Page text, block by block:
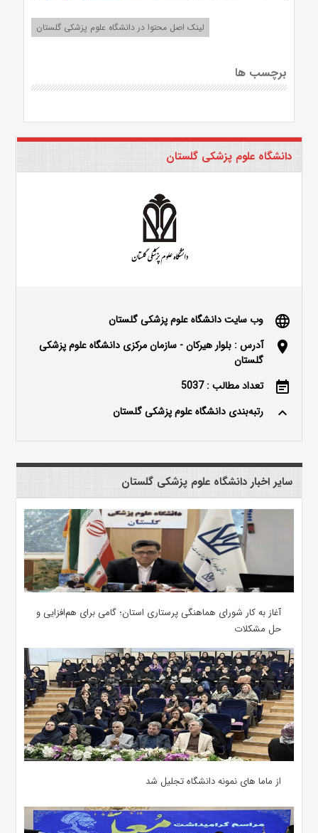
لینک اصل محتوا در دانشگاه علوم پزشکی گلستان
برچسب ها
دانشگاه علوم پزشکی گلستان
language وب سایت دانشگاه علوم پزشکی گلستان
location_on
آدرس : بلوار هیرکان - سازمان مرکزی دانشگاه علوم پزشکی
گلستان
event_note تعداد مطالب : 5037
keyboard_arrow_up رتبه‌بندی دانشگاه علوم پزشکی گلستان
سایر اخبار دانشگاه علوم پزشکی گلستان
آغاز به کار شورای هماهنگی پرستاری استان؛ گامی برای هم‌افزایی و
حل مشکلات
از ماما های نمونه دانشگاه تجلیل شد